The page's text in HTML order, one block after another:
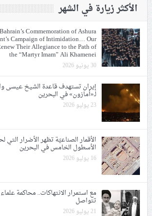
الأكثر زيارة في الشهر
Commemoration of Ashura
Campaign of Intimidation… Our
Their Allegiance to the Path of
the “Martyr Imam” Ali Khamenei
30 يونيو 2026
إيران تستهدف قاعدة الشيخ عيسى
لـ«أمازون» في البحرين
23 يوليو 2026
الأقمار الصناعيّة تظهر الأضرار التي
الأسطول الخامس في البحرين
16 يوليو 2026
مع استمرار الانتهاكات.. محاكمة
تتواصل
21 يوليو 2026